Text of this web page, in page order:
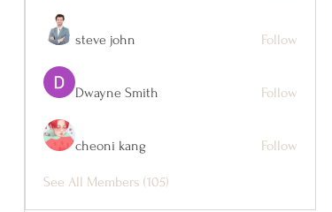
steve john Follow
Dwayne Smith Follow
cheoni kang Follow
See All Members (105)